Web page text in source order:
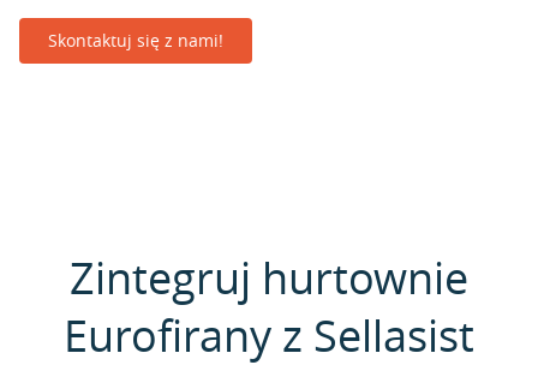
Skontaktuj się z nami!
Zintegruj hurtownie
Eurofirany z Sellasist